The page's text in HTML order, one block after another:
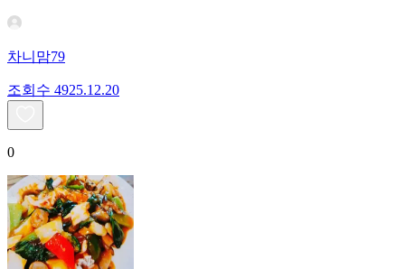
차니맘79
조회수 4925.12.20
0